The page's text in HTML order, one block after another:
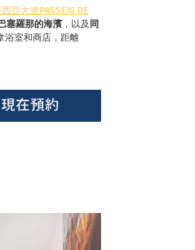
亞大道PASSEIG DE
塞羅那的海濱，以及 同
浴室和商店，距離